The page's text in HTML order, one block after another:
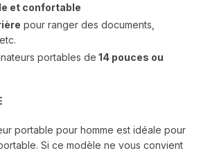
et confortable
pour ranger des documents,
portables de 14 pouces ou
portable pour homme est idéale pour
Si ce modèle ne vous convient